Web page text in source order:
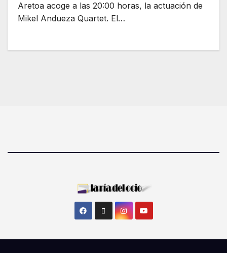
Aretoa acoge a las 20:00 horas, la actuación de
Mikel Andueza Quartet. El…